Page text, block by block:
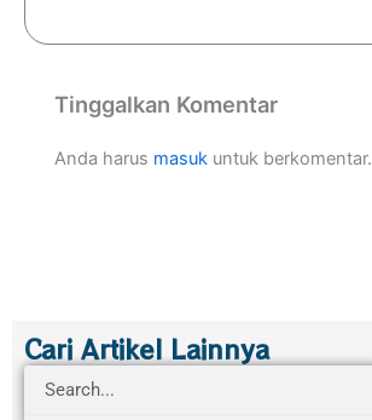
Tinggalkan Komentar
Anda harus masuk untuk berkomentar.
Cari Artikel Lainnya